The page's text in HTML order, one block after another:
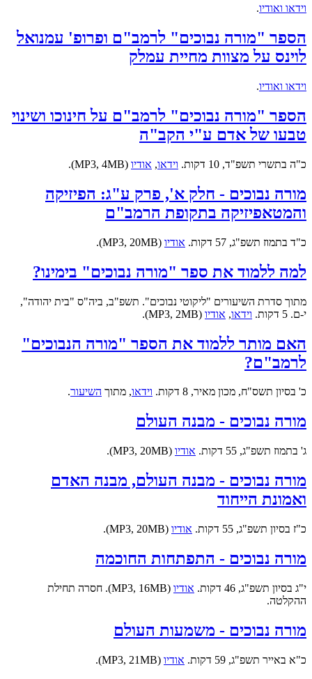
וידאו ואודיו.
הספר "מורה נבוכים" לרמב"ם ופרופ' עמנואל
לוינס על מצוות מחיית עמלק
וידאו ואודיו.
הספר "מורה נבוכים" לרמב"ם על חינוכו ושינוי
טבעו של אדם ע"י הקב"ה
כ"ה בתשרי תשפ"ד, 10 דקות. וידאו, אודיו (MP3, 4MB).
מורה נבוכים - חלק א', פרק ע"ג: הפיזיקה
והמטאפיזיקה בתקופת הרמב"ם
כ"ד בתמוז תשפ"ג, 57 דקות. אודיו (MP3, 20MB).
למה ללמוד את ספר "מורה נבוכים" בימינו?
מתוך סדרת השיעורים "ליקוטי נבוכים". תשפ"ב, ביה"ס "בית יהודה",
י-ם. 5 דקות.
וידאו, אודיו (MP3, 2MB).
האם מותר ללמוד את הספר "מורה הנבוכים"
לרמב"ם?
כ' בסיון תשס"ח, מכון מאיר, 8 דקות. וידאו, מתוך השיעור.
מורה נבוכים - מבנה העולם
ג' בתמוז תשפ"ג, 55 דקות. אודיו (MP3, 20MB).
מורה נבוכים - מבנה העולם, מבנה האדם
ואמונת הייחוד
כ"ז בסיון תשפ"ג, 55 דקות. אודיו (MP3, 20MB).
מורה נבוכים - התפתחות החוכמה
י"ג בסיון תשפ"ג, 46 דקות. אודיו
(MP3, 16MB). חסרה תחילת
ההקלטה.
מורה נבוכים - משמעות העולם
כ"א באייר תשפ"ג, 59 דקות. אודיו (MP3, 21MB).